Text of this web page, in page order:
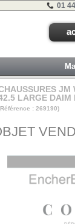
01
JM
LARGE DAIM
: 269190)